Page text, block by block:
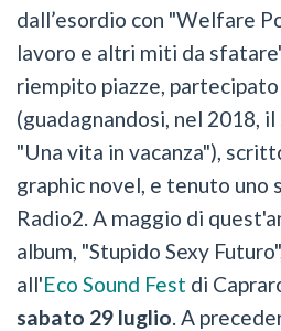
dall’esordio con "Welfare
lavoro e altri miti da
riempito piazze,
(guadagnandosi, nel 2018,
"Una vita in vacanza"),
graphic novel, e tenuto uno
Radio2. A maggio di
album, "Stupido Sexy
all'Eco Sound Fest di
sabato 29 luglio. A